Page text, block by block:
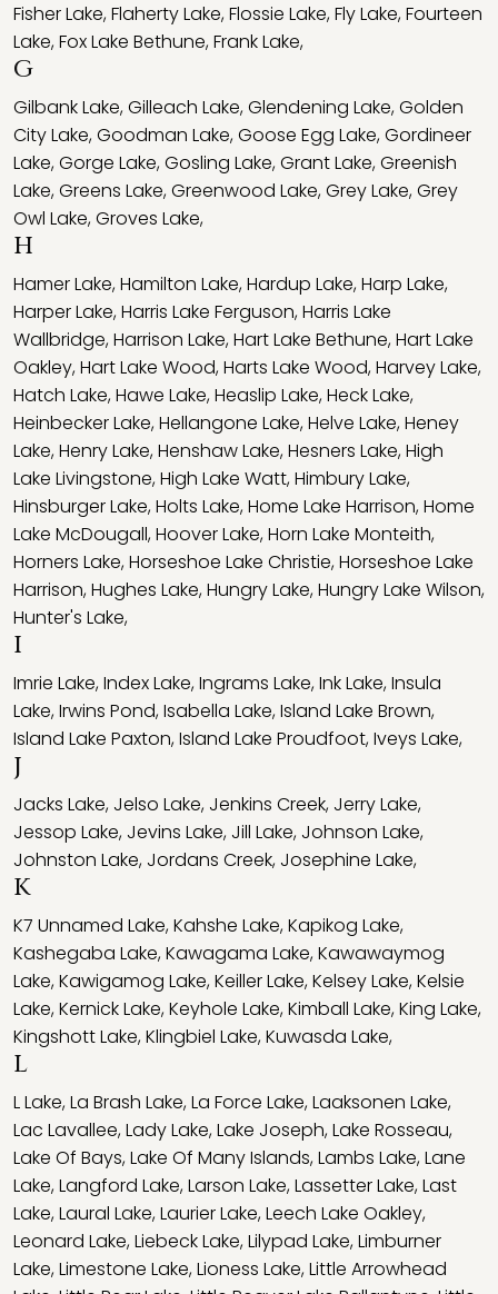
Fisher Lake,Flaherty Lake,Flossie Lake,Fly Lake,Fourteen
Lake,Fox Lake Bethune,Frank Lake,
G
Gilbank Lake,Gilleach Lake,Glendening Lake,Golden
City Lake,Goodman Lake,Goose Egg Lake,Gordineer
Lake,Gorge Lake,Gosling Lake,Grant Lake,Greenish
Lake,Greens Lake,Greenwood Lake,Grey Lake,Grey
Owl Lake,Groves Lake,
H
Hamer Lake,Hamilton Lake,Hardup Lake,Harp Lake,
Harper Lake,Harris Lake Ferguson,Harris Lake
Wallbridge,Harrison Lake,Hart Lake Bethune,Hart Lake
Oakley,Hart Lake Wood,Harts Lake Wood,Harvey Lake,
Hatch Lake,Hawe Lake,Heaslip Lake,Heck Lake,
Heinbecker Lake,Hellangone Lake,Helve Lake,Heney
Lake,Henry Lake,Henshaw Lake,Hesners Lake,High
Lake Livingstone,High Lake Watt,Himbury Lake,
Hinsburger Lake,Holts Lake,Home Lake Harrison,Home
Lake McDougall,Hoover Lake,Horn Lake Monteith,
Horners Lake,Horseshoe Lake Christie,Horseshoe Lake
Harrison,Hughes Lake,Hungry Lake,Hungry Lake Wilson,
Hunter's Lake,
I
Imrie Lake,Index Lake,Ingrams Lake,Ink Lake,Insula
Lake,Irwins Pond,Isabella Lake,Island Lake Brown,
Island Lake Paxton,Island Lake Proudfoot,Iveys Lake,
J
Jacks Lake, Jelso Lake, Jenkins Creek, Jerry Lake,
Jessop Lake, Jevins Lake, Jill Lake, Johnson Lake,
Johnston Lake, Jordans Creek, Josephine Lake,
K
K7 Unnamed Lake,Kahshe Lake,Kapikog Lake,
Kashegaba Lake,Kawagama Lake,Kawawaymog
Lake,Kawigamog Lake,Keiller Lake,Kelsey Lake,Kelsie
Lake,Kernick Lake,Keyhole Lake,Kimball Lake,King Lake,
Kingshott Lake,Klingbiel Lake,Kuwasda Lake,
L
L Lake,La Brash Lake,La Force Lake,Laaksonen Lake,
Lac Lavallee,Lady Lake,Lake Joseph,Lake Rosseau,
Lake Of Bays,Lake Of Many Islands,Lambs Lake,Lane
Lake,Langford Lake,Larson Lake,Lassetter Lake,Last
Lake,Laural Lake,Laurier Lake,Leech Lake Oakley,
Leonard Lake,Liebeck Lake,Lilypad Lake,Limburner
Lake,Limestone Lake,Lioness Lake,Little Arrowhead